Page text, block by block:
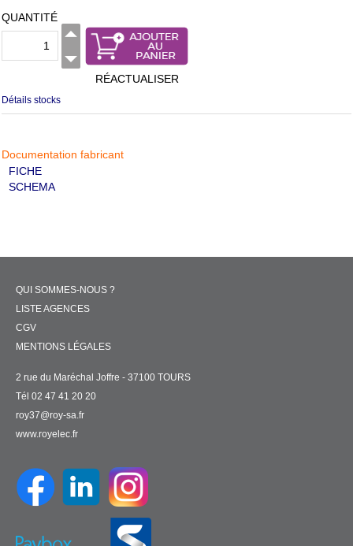
QUANTITÉ
RÉACTUALISER
Détails stocks
Documentation fabricant
FICHE
SCHEMA
QUI SOMMES-NOUS ?
LISTE AGENCES
CGV
MENTIONS LÉGALES
2 rue du Maréchal Joffre - 37100 TOURS
Tél 02 47 41 20 20
roy37@roy-sa.fr
www.royelec.fr